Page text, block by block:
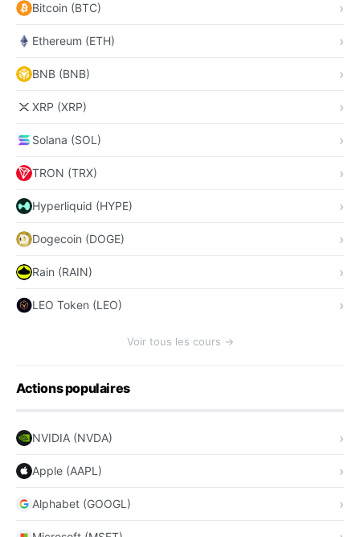
Bitcoin (BTC)
Ethereum (ETH)
BNB (BNB)
XRP (XRP)
Solana (SOL)
TRON (TRX)
Hyperliquid (HYPE)
Dogecoin (DOGE)
Rain (RAIN)
LEO Token (LEO)
Voir tous les cours →
Actions populaires
NVIDIA (NVDA)
Apple (AAPL)
Alphabet (GOOGL)